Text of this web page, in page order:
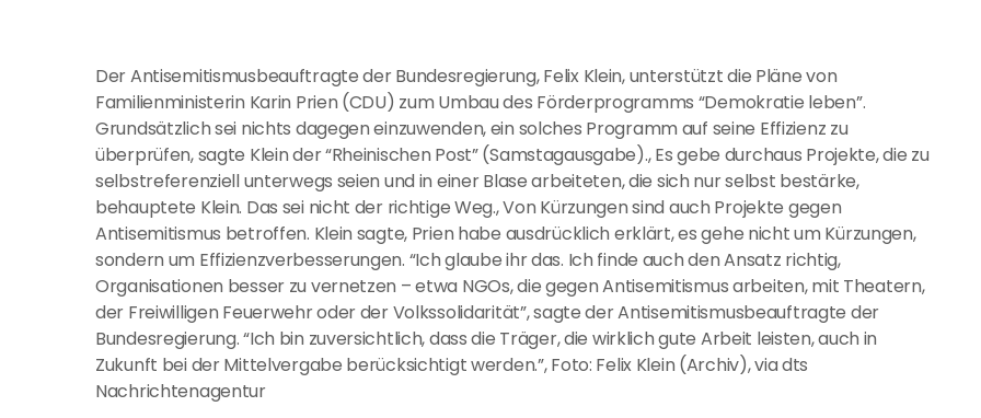
Der Antisemitismusbeauftragte der Bundesregierung, Felix Klein, unterstützt die Pläne von
Familienministerin Karin Prien (CDU) zum Umbau des Förderprogramms “Demokratie leben”.
Grundsätzlich sei nichts dagegen einzuwenden, ein solches Programm auf seine Effizienz zu
überprüfen, sagte Klein der “Rheinischen Post” (Samstagausgabe)., Es gebe durchaus Projekte, die zu
selbstreferenziell unterwegs seien und in einer Blase arbeiteten, die sich nur selbst bestärke,
behauptete Klein. Das sei nicht der richtige Weg., Von Kürzungen sind auch Projekte gegen
Antisemitismus betroffen. Klein sagte, Prien habe ausdrücklich erklärt, es gehe nicht um Kürzungen,
sondern um Effizienzverbesserungen. “Ich glaube ihr das. Ich finde auch den Ansatz richtig,
Organisationen besser zu vernetzen – etwa NGOs, die gegen Antisemitismus arbeiten, mit Theatern,
der Freiwilligen Feuerwehr oder der Volkssolidarität”, sagte der Antisemitismusbeauftragte der
Bundesregierung. “Ich bin zuversichtlich, dass die Träger, die wirklich gute Arbeit leisten, auch in
Zukunft bei der Mittelvergabe berücksichtigt werden.”, Foto: Felix Klein (Archiv), via dts
Nachrichtenagentur